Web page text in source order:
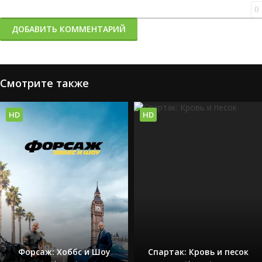
0
ДОБАВИТЬ КОММЕНТАРИЙ
Смотрите также
Форсаж: Хоббс и Шоу
HD
Спартак: Кровь и песок
HD